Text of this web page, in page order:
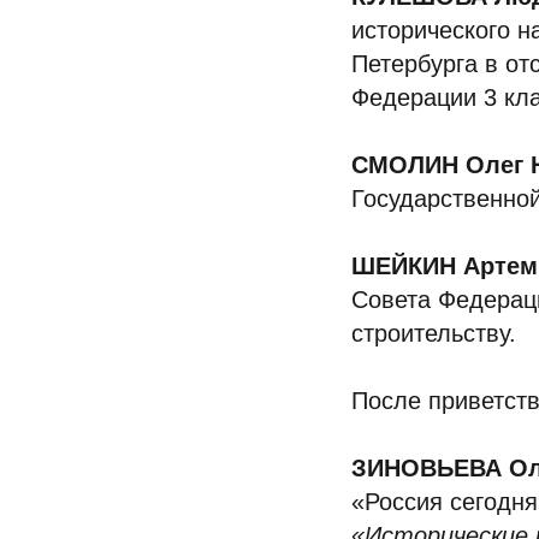
исторического
Петербурга в
Федерации 3
СМОЛИН Олег
ШЕЙКИН Артем
Совета
строительству.
После
ЗИНОВЬЕВА
«Россия